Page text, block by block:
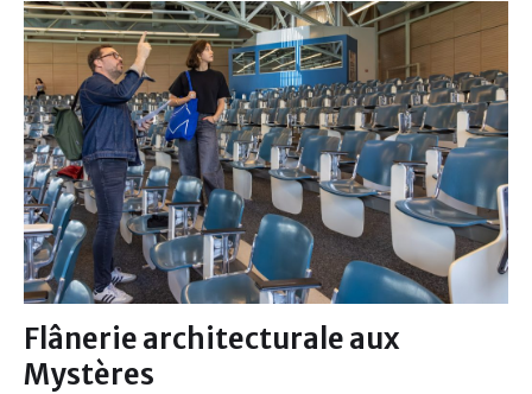
Flânerie architecturale aux
Mystères